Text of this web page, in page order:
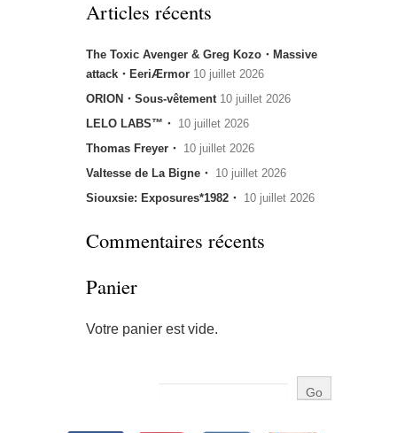
Articles récents
The Toxic Avenger & Greg Kozo・Massive
attack・EeriÆrmor 10 juillet 2026
ORION・Sous-vêtement 10 juillet 2026
LELO LABS™・ 10 juillet 2026
Thomas Freyer・ 10 juillet 2026
Valtesse de La Bigne・ 10 juillet 2026
Siouxsie: Exposures*1982・ 10 juillet 2026
Commentaires récents
Panier
Votre panier est vide.